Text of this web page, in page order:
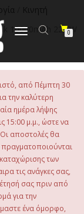
Εναλλαγή
0
Κινητή
10000mAh 22.5W
από Πέμπτη 30
την καλύτερη
ημέρα λήψης
15:00 μ.μ., ώστε να
αποστολές θα
των
τις ανάγκες σας,
σας πριν από
για την
ένα όμορφο,